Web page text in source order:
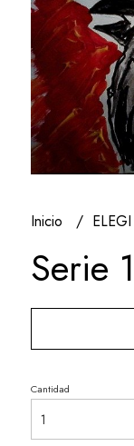
Inicio
Serie
Cantidad